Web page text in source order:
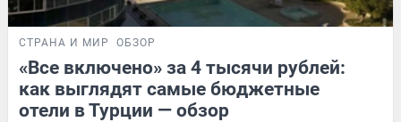
СТРАНА И МИР ОБЗОР
«Все включено» за 4 тысячи рублей:
как выглядят самые бюджетные
отели в Турции — обзор